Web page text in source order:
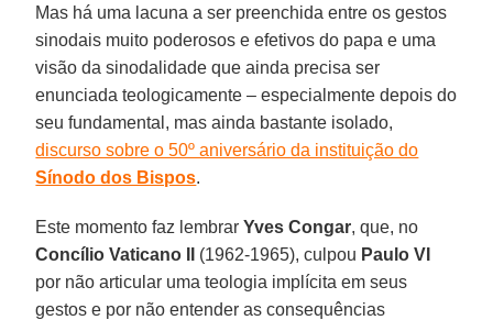
Mas há uma lacuna a ser preenchida entre os gestos
sinodais muito poderosos e efetivos do papa e uma
visão da sinodalidade que ainda precisa ser
enunciada teologicamente – especialmente depois do
seu fundamental, mas ainda bastante isolado,
discurso sobre o 50º aniversário da instituição do
Sínodo dos Bispos.
Este momento faz lembrarYves Congar, que, no
Concílio Vaticano II
(1962-1965), culpou Paulo VI
por não articular uma teologia implícita em seus
gestos e por não entender as consequências